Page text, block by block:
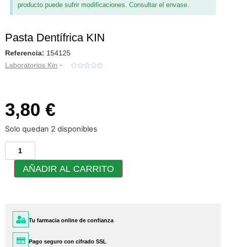
producto puede sufrir modificaciones. Consultar el envase.
Pasta Dentífrica KIN
Referencia: 154125
Laboratorios Kin - 
3,80 €
Solo quedan 2 disponibles
AÑADIR AL CARRITO
Tu farmacia online de confianza
Pago seguro con cifrado SSL